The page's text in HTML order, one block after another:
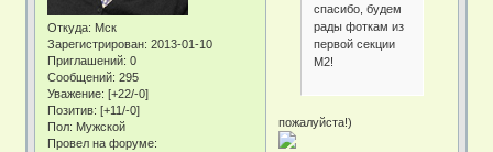
Откуда: Мск
Зарегистрирован: 2013-01-10
Приглашений: 0
Сообщений: 295
Уважение: [+22/-0]
Позитив: [+11/-0]
Пол: Мужской
Провел на форуме:
спасибо, будем
рады фоткам из
первой секции
М2!
пожалуйста!)